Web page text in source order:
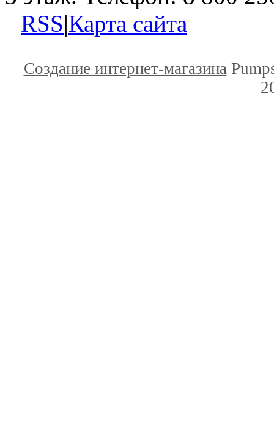
RSS|Карта сайта
Создание интернет-магазина